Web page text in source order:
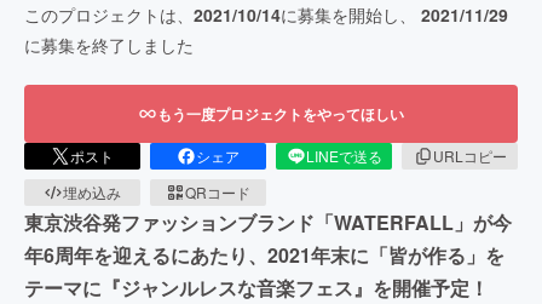
このプロジェクトは、 2021/10/14に募集を開始し、 2021/11/29
に募集を終了しました
もう一度プロジェクトをやってほしい
ポスト シェア LINEで送る
URLコピー
埋め込み
QRコード
東京渋谷発ファッションブランド「WATERFALL」が今
年6周年を迎えるにあたり、2021年末に「皆が作る」を
テーマに『ジャンルレスな音楽フェス』を開催予定！